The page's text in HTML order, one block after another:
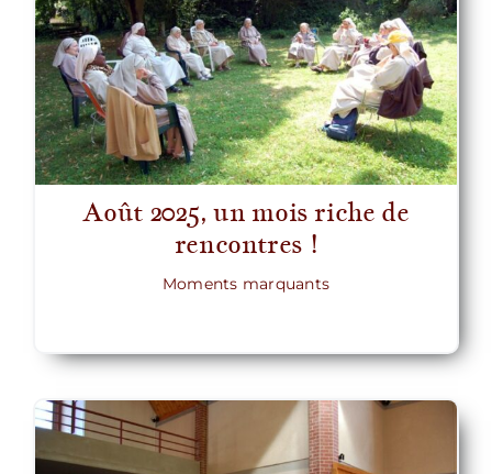
Août 2025, un mois riche de
rencontres !
Moments marquants